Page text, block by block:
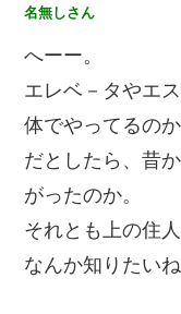
名無しさん
へーー。
エレベ－タやエ
体でやってるのか
だとしたら、昔
がったのか。
それとも上の住
なんか知りたいね